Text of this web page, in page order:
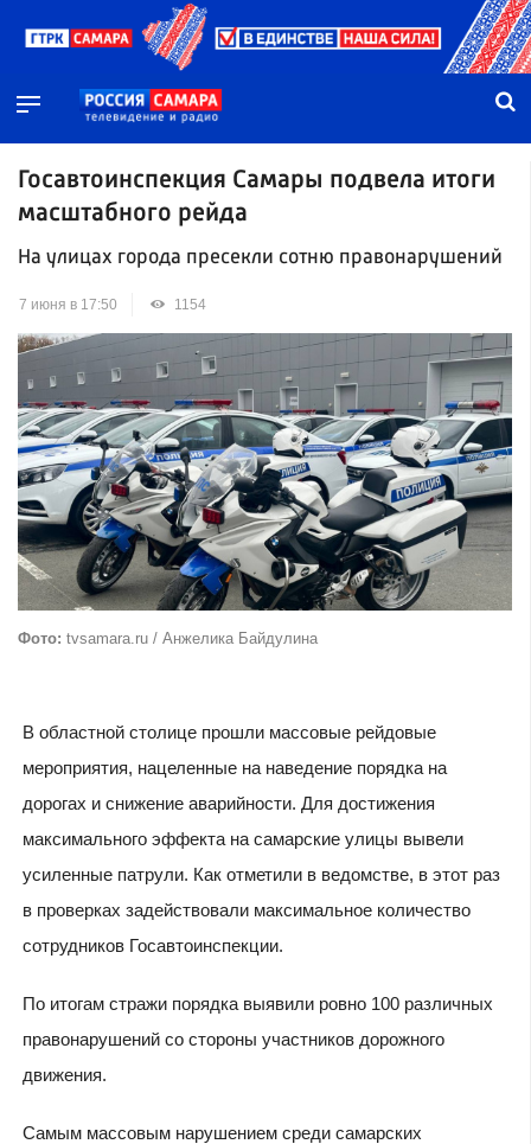
Госавтоинспекция Самары подвела итоги
масштабного рейда
На улицах города пресекли сотню правонарушений
7 июня в 17:50 1154
Фото: tvsamara.ru / Анжелика Байдулина
В областной столице прошли массовые рейдовые
мероприятия, нацеленные на наведение порядка на
дорогах и снижение аварийности. Для достижения
максимального эффекта на самарские улицы вывели
усиленные патрули. Как отметили в ведомстве, в этот раз
в проверках задействовали максимальное количество
сотрудников Госавтоинспекции.
По итогам стражи порядка выявили ровно 100 различных
правонарушений со стороны участников дорожного
движения.
Самым массовым нарушением среди самарских